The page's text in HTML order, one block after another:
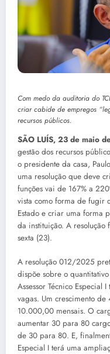
Com medo da auditoria do
criar cabide de empregos
recursos públicos.
SÃO LUÍS, 23 de maio
gestão dos recursos
o presidente da casa,
uma resolução que deve
funções vai de 167% a
vista como forma de fugir
Estado e criar uma forma
da instituição. A
sexta (23).
A resolução 012/2025
dispõe sobre o
Assessor Técnico
vagas. Um crescimento de
10.000,00 mensais. O
aumentar 30 para 80
de 30 para 80. E,
Especial I terá uma